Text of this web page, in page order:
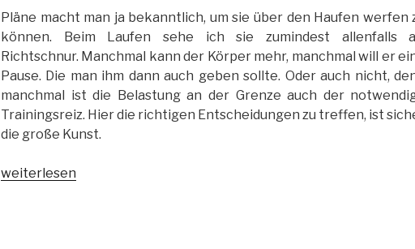
Schimpansen
in
meinem
Kopf“
Pläne macht man ja bekanntlich, um sie über den Haufen werfen
können. Beim Laufen sehe ich sie zumindest allenfalls
Richtschnur. Manchmal kann der Körper mehr, manchmal will er
Pause. Die man ihm dann auch geben sollte. Oder auch nicht,
manchmal ist die Belastung an der Grenze auch der
Trainingsreiz. Hier die richtigen Entscheidungen zu treffen, ist
die große Kunst.
„Kurz
weiterlesen